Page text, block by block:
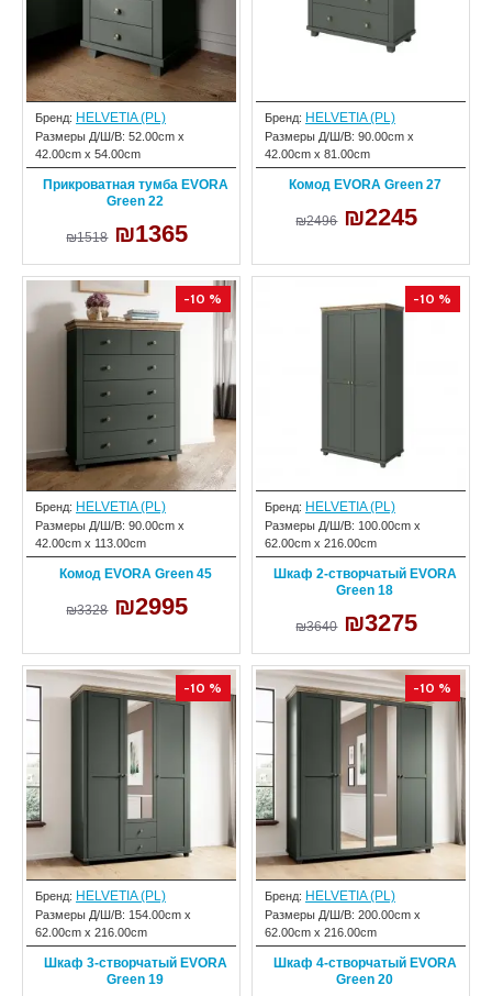
Бренд: HELVETIA (PL)
Размеры Д/Ш/В: 52.00cm x
42.00cm x 54.00cm
Прикроватная тумба EVORA
Green 22
₪1518 ₪1365
Бренд: HELVETIA (PL)
Размеры Д/Ш/В: 90.00cm x
42.00cm x 81.00cm
Комод EVORA Green 27
₪2496 ₪2245
-10 %
Бренд: HELVETIA (PL)
Размеры Д/Ш/В: 90.00cm x
42.00cm x 113.00cm
Комод EVORA Green 45
₪3328 ₪2995
-10 %
Бренд: HELVETIA (PL)
Размеры Д/Ш/В: 100.00cm x
62.00cm x 216.00cm
Шкаф 2-створчатый EVORA
Green 18
₪3640 ₪3275
-10 %
Бренд: HELVETIA (PL)
Размеры Д/Ш/В: 154.00cm x
62.00cm x 216.00cm
Шкаф 3-створчатый EVORA
Green 19
-10 %
Бренд: HELVETIA (PL)
Размеры Д/Ш/В: 200.00cm x
62.00cm x 216.00cm
Шкаф 4-створчатый EVORA
Green 20